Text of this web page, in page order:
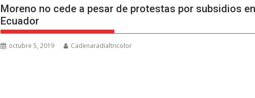
Moreno no cede a pesar de protestas por subsidios en
Ecuador
octubre 5, 2019 Cadenaradialtricolor